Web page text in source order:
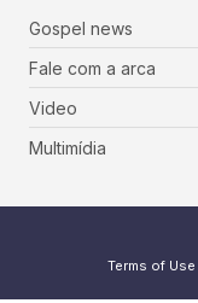
Gospel news
Fale com a arca
Video
Multimídia
Terms of Use